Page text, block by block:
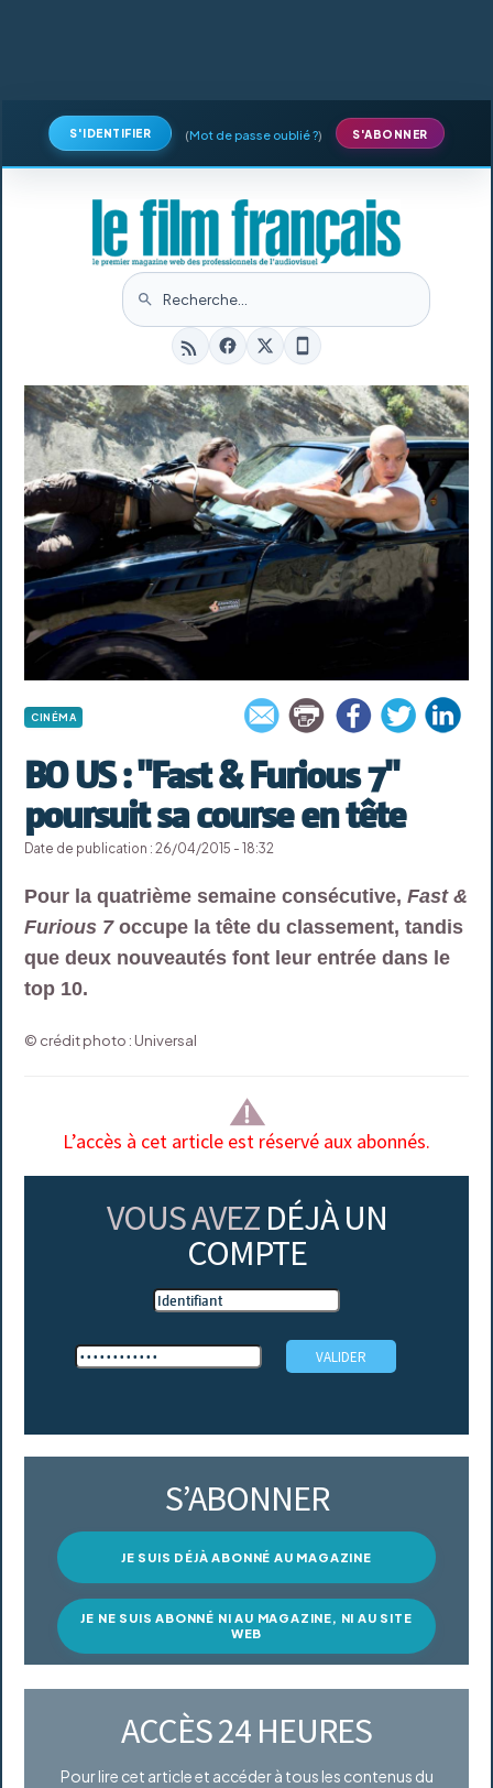
S'IDENTIFIER (Mot de passe oublié ?) S'ABONNER
CINÉMA
BO US : "Fast & Furious 7"
poursuit sa course en tête
Date de publication : 26/04/2015 - 18:32
Pour la quatrième semaine consécutive,Fast &
Furious 7occupe la tête du classement, tandis
que deux nouveautés font leur entrée dans le
top 10.
© crédit photo : Universal
L’accès à cet article est réservé aux abonnés.
VOUS AVEZ DÉJÀ UN
COMPTE
S’ABONNER
JE SUIS DÉJÀ ABONNÉ AU MAGAZINE
JE NE SUIS ABONNÉ NI AU MAGAZINE, NI AU SITE
WEB
ACCÈS 24 HEURES
Pour lire cet article et accéder à tous les contenus du